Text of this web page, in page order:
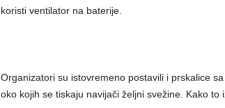
koristi ventilator na baterije.
Organizatori su istovremeno postavili i prskalice
oko kojih se tiskaju navijači željni svežine. Kako